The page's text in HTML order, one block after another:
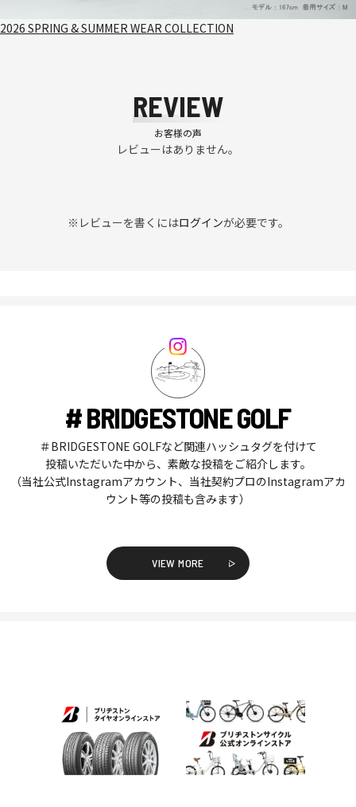
2026 SPRING & SUMMER WEAR COLLECTION
REVIEW
お客様の声
レビューはありません。
※レビューを書くにはログインが必要です。
# BRIDGESTONE GOLF
＃BRIDGESTONE GOLFなど関連ハッシュタグを付けて
投稿いただいた中から、素敵な投稿をご紹介します。
（当社公式Instagramアカウント、当社契約プロのInstagramアカ
ウント等の投稿も含みます）
VIEW MORE